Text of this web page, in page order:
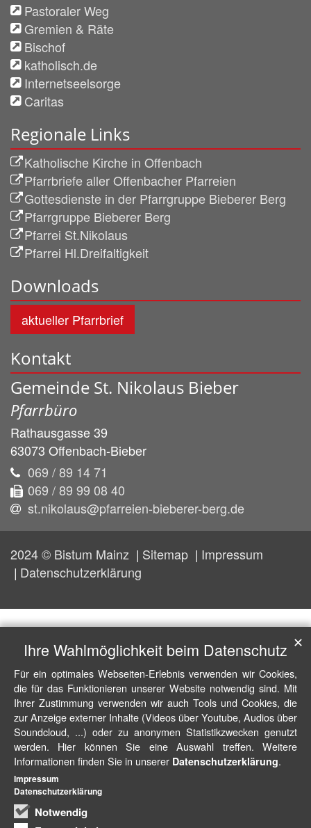
Pastoraler Weg
Gremien & Räte
Bischof
katholisch.de
Internetseelsorge
Caritas
Regionale Links
Katholische Kirche in Offenbach
Pfarrbriefe aller Offenbacher Pfarreien
Gottesdienste in der Pfarrgruppe Bieberer Berg
Pfarrgruppe Bieberer Berg
Pfarrei St.Nikolaus
Pfarrei Hl.Dreifaltigkeit
Downloads
aktueller Pfarrbrief
Kontakt
Gemeinde St. Nikolaus Bieber
Pfarrbüro
Rathausgasse 39
63073 Offenbach-Bieber
069 / 89 14 71
069 / 89 99 08 40
st.nikolaus@pfarreien-bieberer-berg.de
2024 © Bistum Mainz Sitemap
Impressum
Datenschutzerklärung
Ihre Wahlmöglichkeit beim Datenschutz
Für ein optimales Webseiten-Erlebnis verwenden wir Cookies,
die für das Funktionieren unserer Website notwendig sind. Mit
Ihrer Zustimmung verwenden wir auch Tools und Cookies, die
zur Anzeige externer Inhalte (Videos über Youtube, Audios über
Soundcloud, ...) oder zu anonymen Statistikzwecken genutzt
werden. Hier können Sie eine Auswahl treffen. Weitere
Informationen finden Sie in unserer Datenschutzerklärung.
Notwendig
✕
Impressum
Datenschutzerklärung